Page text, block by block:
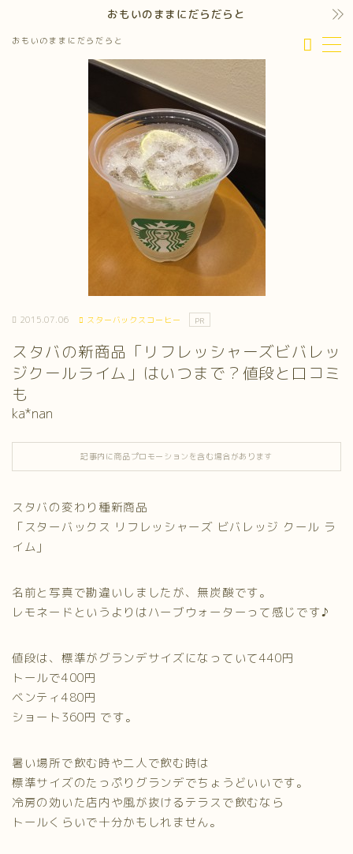
おもいのままにだらだらと
おもいのままにだらだらと
2015.07.06 スターバックスコーヒー PR
スタバの新商品「リフレッシャーズビバレッ
ジクールライム」はいつまで？値段と口コミ
も
ka*nan
記事内に商品プロモーションを含む場合があります
スタバの変わり種新商品
「スターバックス リフレッシャーズ ビバレッジ クール ラ
イム」
名前と写真で勘違いしましたが、無炭酸です。
レモネードというよりはハーブウォーターって感じです♪
値段は、標準がグランデサイズになっていて440円
トールで400円
ベンティ480円
ショート360円 です。
暑い場所で飲む時や二人で飲む時は
標準サイズのたっぷりグランデでちょうどいいです。
冷房の効いた店内や風が抜けるテラスで飲むなら
トールくらいで十分かもしれません。